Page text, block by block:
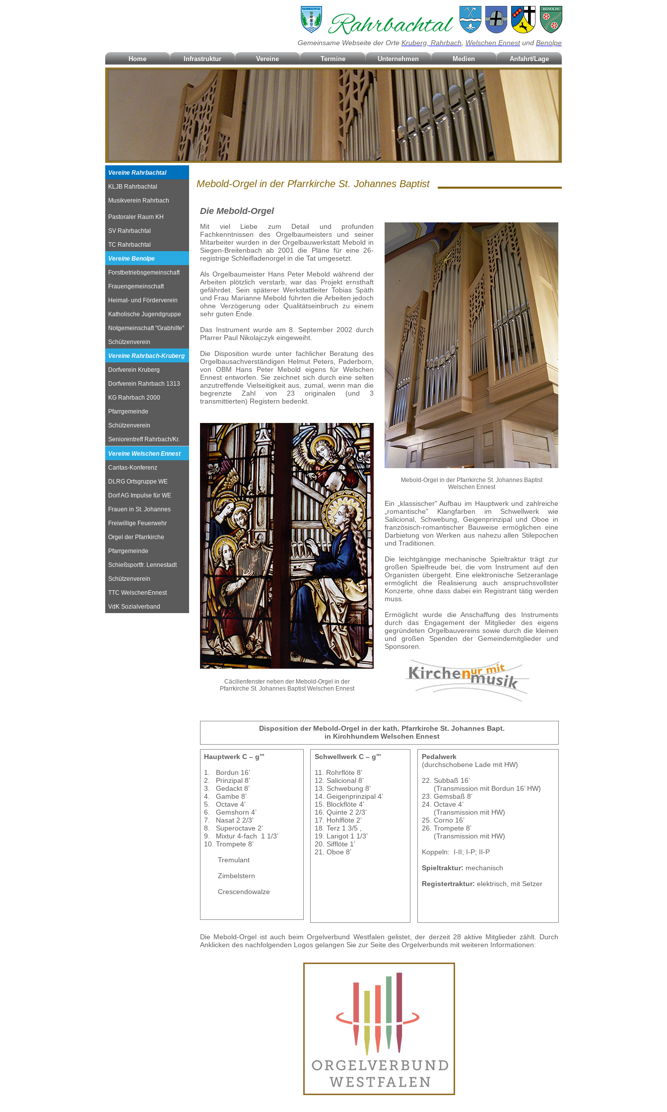
Gemeinsame Webseite der Orte Kruberg, Rahrbach Welschen Ennestund Benolpe
Home Infrastruktur Vereine Termine Unternehmen Medien Anfahrt/Lage
Vereine Rahrbachtal
KLJB Rahrbachtal
Musikverein Rahrbach
Pastoraler Raum KH
SV Rahrbachtal
TC Rahrbachtal
Vereine Benolpe
Forstbetriebsgemeinschaft
Frauengemeinschaft
Heimat- und Förderverein
Katholische Jugendgruppe
Notgemeinschaft "Grabhilfe"
Schützenverein
Vereine Rahrbach-Kruberg
Dorfverein Kruberg
Dorfverein Rahrbach 1313
KG Rahrbach 2000
Pfarrgemeinde
Schützenverein
Seniorentreff Rahrbach/Kr.
Vereine Welschen Ennest
Caritas-Konferenz
DLRG Ortsgruppe WE
Dorf AG Impulse für WE
Frauen in St. Johannes
Freiwillige Feuerwehr
Orgel der Pfarrkirche
Pfarrgemeinde
Schießsportfr. Lennestadt
Schützenverein
TTC WelschenEnnest
VdK Sozialverband
Mebold-Orgel in der Pfarrkirche St. Johannes Baptist
Die Mebold-Orgel
Mit viel Liebe zum Detail und profunden
Fachkenntnissen des Orgelbaumeisters und seiner
Mitarbeiter wurden in der Orgelbauwerkstatt Mebold in
Siegen-Breitenbach ab 2001 die Pläne für eine 26-
registrige Schleifladenorgel in die Tat umgesetzt.
Als Orgelbaumeister Hans Peter Mebold während der
Arbeiten plötzlich verstarb, war das Projekt ernsthaft
gefährdet. Sein späterer Werkstattleiter Tobias Späth
und Frau Marianne Mebold führten die Arbeiten jedoch
ohne Verzögerung oder Qualitätseinbruch zu einem
sehr guten Ende.
Das Instrument wurde am 8. September 2002 durch
Pfarrer Paul Nikolajczyk eingeweiht.
Die Disposition wurde unter fachlicher Beratung des
Orgelbausachverständigen Helmut Peters, Paderborn,
von OBM Hans Peter Mebold eigens für Welschen
Ennest entworfen. Sie zeichnet sich durch eine selten
anzutreffende Vielseitigkeit aus, zumal, wenn man die
begrenzte Zahl von 23 originalen (und 3
transmittierten) Registern bedenkt.
Cäcilienfenster neben der Mebold-Orgel in der
Pfarrkirche St. Johannes Baptist Welschen Ennest
Mebold-Orgel in der Pfarrkirche St. Johannes Baptist
Welschen Ennest
Ein „klassischer" Aufbau im Hauptwerk und zahlreiche
„romantische" Klangfarben im Schwellwerk wie
Salicional, Schwebung, Geigenprinzipal und Oboe in
französisch-romantischer Bauweise ermöglichen eine
Darbietung von Werken aus nahezu allen Stilepochen
und Traditionen.
Die leichtgängige mechanische Spieltraktur trägt zur
großen Spielfreude bei, die vom Instrument auf den
Organisten übergeht. Eine elektronische Setzeranlage
ermöglicht die Realisierung auch anspruchsvollster
Konzerte, ohne dass dabei ein Registrant tätig werden
muss.
Ermöglicht wurde die Anschaffung des Instruments
durch das Engagement der Mitglieder des eigens
gegründeten Orgelbauvereins sowie durch die kleinen
und großen Spenden der Gemeindemitglieder und
Sponsoren.
Disposition der Mebold-Orgel in der kath. Pfarrkirche St. Johannes Bapt.
in Kirchhundem Welschen Ennest
Hauptwerk C – g’’’
1. Bordun 16’
2. Prinzipal 8’
3. Gedackt 8’
4. Gambe 8’
5. Octave 4’
6. Gemshorn 4’
7. Nasat 2 2/3’
8. Superoctave 2’
9. Mixtur 4-fach 1 1/3’
10. Trompete 8’
Tremulant
Zimbelstern
Crescendowalze
Schwellwerk C – g’’’
11. Rohrflöte 8’
12. Salicional 8’
13. Schwebung 8’
14. Geigenprinzipal 4’
15. Blockflöte 4’
16. Quinte 2 2/3’
17. Hohlflöte 2’
18. Terz 1 3/5 ‚
19. Larigot 1 1/3’
20. Sifflöte 1’
21. Oboe 8’
Pedalwerk
(durchschobene Lade mit HW)
22. Subbaß 16’
(Transmission mit Bordun 16’ HW)
23. Gemsbaß 8’
24. Octave 4’
(Transmission mit HW)
25. Corno 16’
26. Trompete 8’
(Transmission mit HW)
Koppeln: I-II; I-P; II-P
Spieltraktur: mechanisch
Registertraktur: elektrisch, mit Setzer
Die Mebold-Orgel ist auch beim Orgelverbund Westfalen gelistet, der derzeit 28 aktive Mitglieder zählt. Durch
Anklicken des nachfolgenden Logos gelangen Sie zur Seite des Orgelverbunds mit weiteren Informationen: